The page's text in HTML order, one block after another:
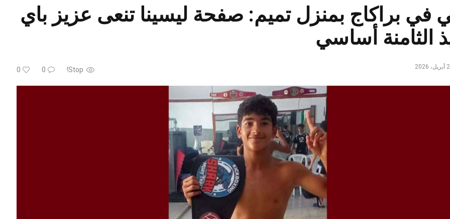
في براكاج بمنزل تميم: صفحة ليسينا تنعى عزيز باي
الثامنة أساسي
Stop!
0
0